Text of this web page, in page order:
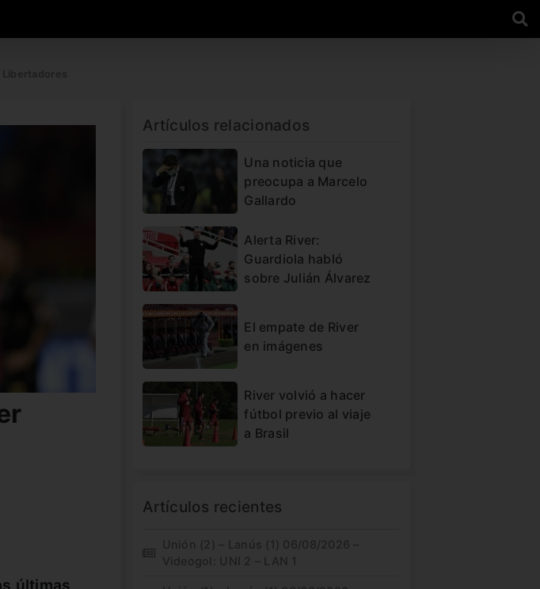
últimas
Artículos relacionados
Una noticia que
preocupa a Marcelo
Gallardo
Alerta River:
Guardiola habló
sobre Julián Álvarez
El empate de River
en imágenes
River volvió a hacer
fútbol previo al viaje
a Brasil
Artículos recientes
Unión (2) – Lanús (1) 06/08/2026 –
Videogol: UNI 2 – LAN 1